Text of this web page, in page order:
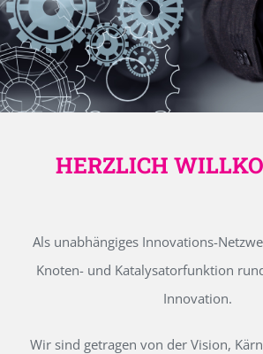
HERZLICH
Als unabhängiges Innovations-
Knoten- und Katalysatorfunktion
Innovation.
Wir sind getragen von der Vision,